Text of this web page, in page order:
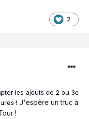
2
les ajouts de 2 ou 3e
! J'espère un truc à
!